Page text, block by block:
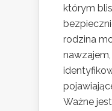
którym
rodzina
Ważne